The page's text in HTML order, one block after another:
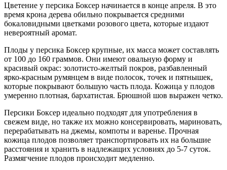
Цветение у персика Боксер начинается в конце апреля. В это
время крона дерева обильно покрывается средними
бокаловидными цветками розового цвета, которые издают
невероятный аромат.
Плоды у персика Боксер крупные, их масса может составлять
от 100 до 160 граммов. Они имеют овальную форму и
красивый окрас: золотисто-желтый покров, разбавленный
ярко-красным румянцем в виде полосок, точек и пятнышек,
которые покрывают большую часть плода. Кожица у плодов
умеренно плотная, бархатистая. Брюшной шов выражен четко.
Персики Боксер идеально подходят для употребления в
свежем виде, но также их можно консервировать, мариновать,
перерабатывать на джемы, компоты и варенье. Прочная
кожица плодов позволяет транспортировать их на большие
расстояния и хранить в надлежащих условиях до 5-7 суток.
Размягчение плодов происходит медленно.